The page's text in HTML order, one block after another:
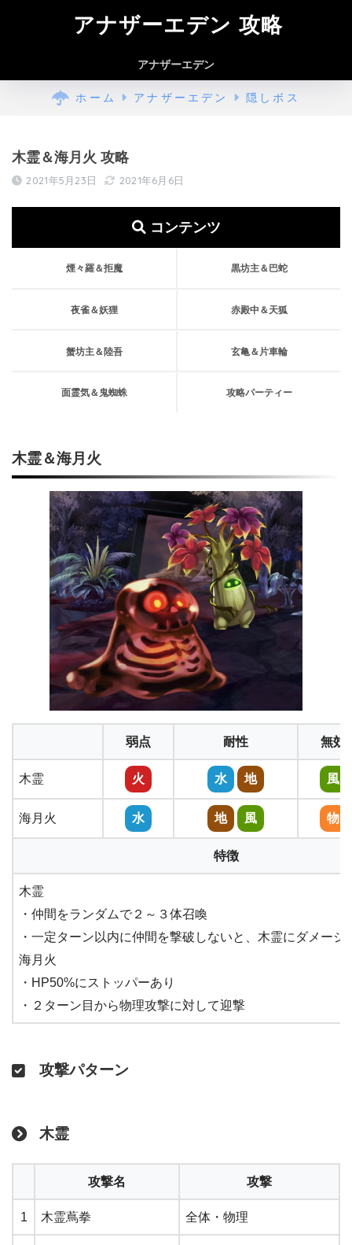
アナザーエデン 攻略
アナザーエデン
ホーム アナザーエデン 隠しボス
木霊＆海月火 攻略
2021年5月23日 2021年6月6日
コンテンツ
煙々羅＆拒魔 黒坊主＆巴蛇
夜雀＆妖狸 赤殿中＆天狐
蟹坊主＆陸吾 玄亀＆片車輪
面霊気＆鬼蜘蛛 攻略パーティー
木霊＆海月火
弱点 耐性 無効
木霊 火 水 地 風
海月火 水 地 風 物
特徴
木霊
・仲間をランダムで２～３体召喚
・一定ターン以内に仲間を撃破しないと、木霊にダメージ
海月火
・HP50%にストッパーあり
・２ターン目から物理攻撃に対して迎撃
攻撃パターン
木霊
攻撃名 攻撃
1 木霊蔦拳 全体・物理